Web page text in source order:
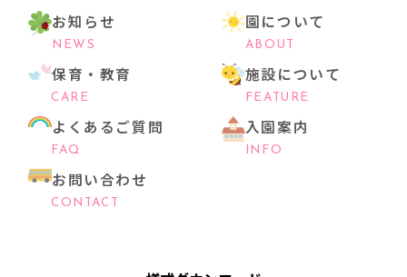
お知らせ
NEWS
園について
ABOUT
保育・教育
CARE
施設について
FEATURE
よくあるご質問
FAQ
入園案内
INFO
お問い合わせ
CONTACT